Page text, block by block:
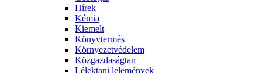
Hírek
Kémia
Kiemelt
Könyvtermés
Környezetvédelem
Közgazdaságtan
Lélektani lelemények